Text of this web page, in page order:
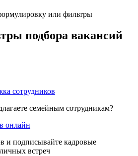
или фильтры
подбора вакансий
сотрудников
семейным сотрудникам?
онлайн
и подписывайте кадровые
встреч